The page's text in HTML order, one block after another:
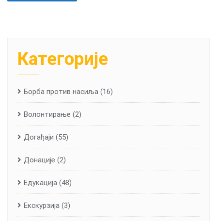
Категорије
Борба против насиља (16)
Волонтирање (2)
Догађаји (55)
Донације (2)
Едукација (48)
Екскурзија (3)